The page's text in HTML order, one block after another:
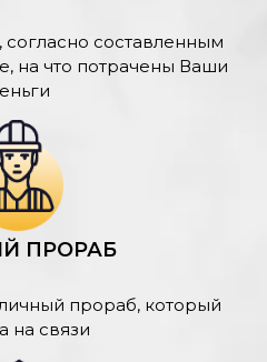
согласно составленным
на что потрачены Ваши
ПРОРАБ
прораб, который
на связи